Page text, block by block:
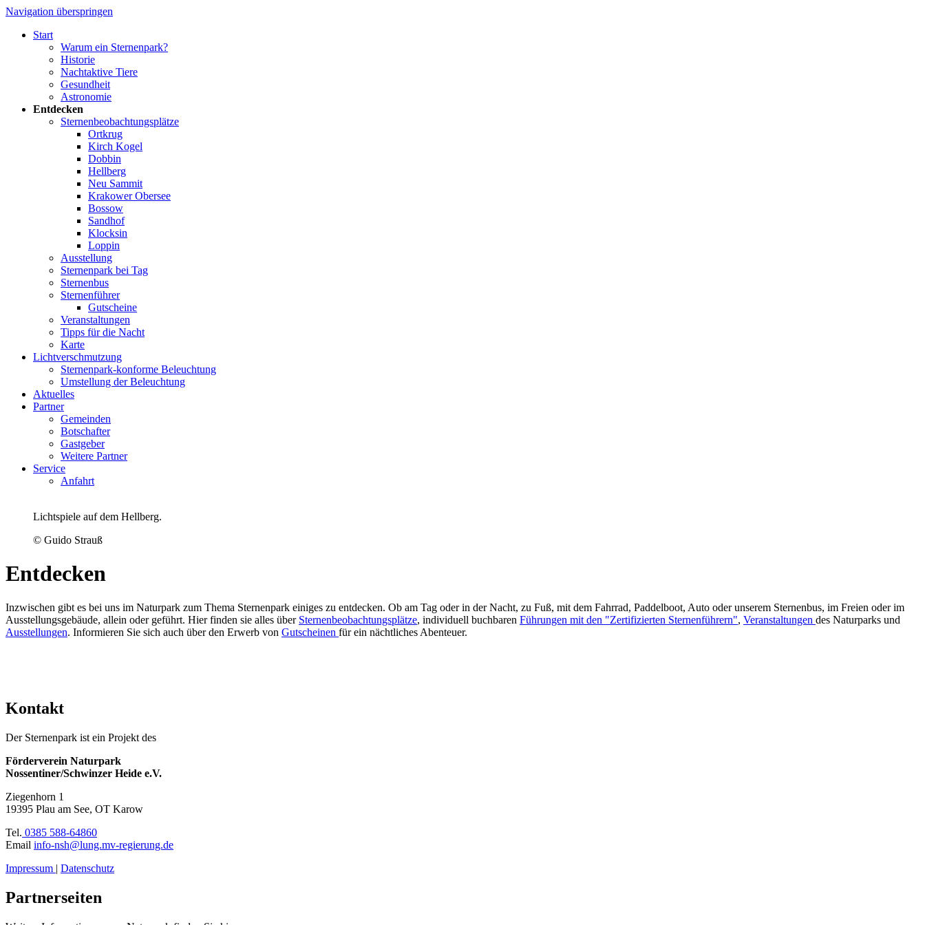
Navigation überspringen
Start
Warum ein Sternenpark?
Historie
Nachtaktive Tiere
Gesundheit
Astronomie
Entdecken
Sternenbeobachtungsplätze
Ortkrug
Kirch Kogel
Dobbin
Hellberg
Neu Sammit
Krakower Obersee
Bossow
Sandhof
Klocksin
Loppin
Ausstellung
Sternenpark bei Tag
Sternenbus
Sternenführer
Gutscheine
Veranstaltungen
Tipps für die Nacht
Karte
Lichtverschmutzung
Sternenpark-konforme Beleuchtung
Umstellung der Beleuchtung
Aktuelles
Partner
Gemeinden
Botschafter
Gastgeber
Weitere Partner
Service
Anfahrt
Lichtspiele auf dem Hellberg.
© Guido Strauß
Entdecken
Inzwischen gibt es bei uns im Naturpark zum Thema Sternenpark einiges zu entdecken. Ob am Tag oder in der Nacht, zu Fuß, mit dem Fahrrad, Paddelboot, Auto oder unserem Sternenbus, im Freien oder im
Ausstellungsgebäude, allein oder geführt. Hier finden sie alles über Sternenbeobachtungsplätze, individuell buchbaren Führungen mit den "Zertifizierten Sternenführern", Veranstaltungen des Naturparks und
Ausstellungen. Informieren Sie sich auch über den Erwerb von Gutscheinen für ein nächtliches Abenteuer.
Kontakt
Der Sternenpark ist ein Projekt des
Förderverein Naturpark
Nossentiner/Schwinzer Heide e.V.
Ziegenhorn 1
19395 Plau am See, OT Karow
Tel. 0385 588-64860
Email info-nsh@lung.mv-regierung.de
Impressum | Datenschutz
Partnerseiten